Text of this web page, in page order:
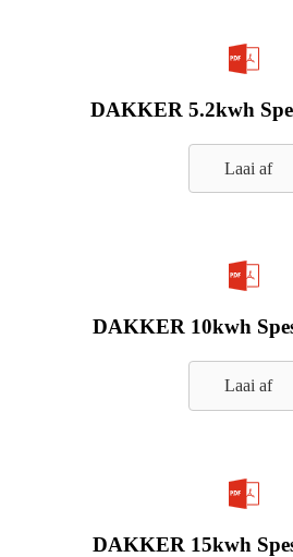
DAKKER 5.2kwh
Laai af
DAKKER 10kwh
Laai af
DAKKER 15kwh